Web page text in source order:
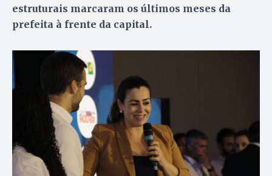
estruturais marcaram os últimos meses da
prefeita à frente da capital.